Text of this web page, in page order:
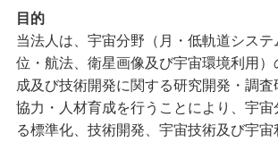
目的
当法人は、宇宙分野（月・低軌道システ
位・航法、衛星画像及び宇宙環境利用）
成及び技術開発に関する研究開発・調査
協力・人材育成を行うことにより、宇宙
る標準化、技術開発、宇宙技術及び宇